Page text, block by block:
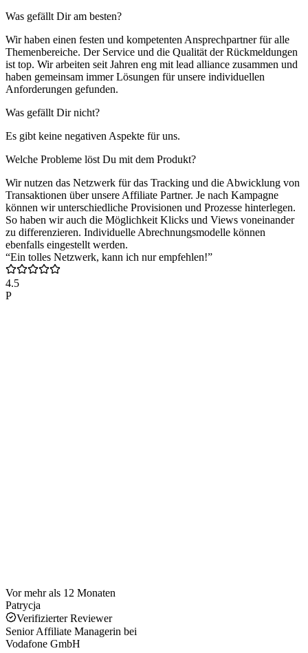
Was gefällt Dir am besten?
Wir haben einen festen und kompetenten Ansprechpartner für alle
Themenbereiche. Der Service und die Qualität der Rückmeldungen
ist top. Wir arbeiten seit Jahren eng mit lead alliance zusammen und
haben gemeinsam immer Lösungen für unsere individuellen
Anforderungen gefunden.
Was gefällt Dir nicht?
Es gibt keine negativen Aspekte für uns.
Welche Probleme löst Du mit dem Produkt?
Wir nutzen das Netzwerk für das Tracking und die Abwicklung von
Transaktionen über unsere Affiliate Partner. Je nach Kampagne
können wir unterschiedliche Provisionen und Prozesse hinterlegen.
So haben wir auch die Möglichkeit Klicks und Views voneinander
zu differenzieren. Individuelle Abrechnungsmodelle können
ebenfalls eingestellt werden.
“Ein tolles Netzwerk, kann ich nur empfehlen!”
4.5
P
Vor mehr als 12 Monaten
Patrycja
Verifizierter Reviewer
Senior Affiliate Managerin bei
Vodafone GmbH